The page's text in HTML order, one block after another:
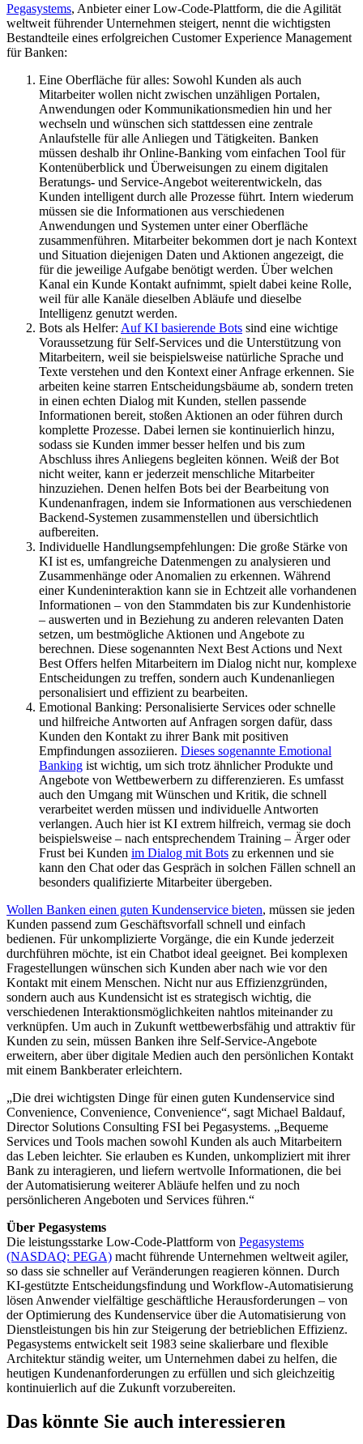
Pegasystems, Anbieter einer Low-Code-Plattform, die die Agilität
weltweit führender Unternehmen steigert, nennt die wichtigsten
Bestandteile eines erfolgreichen Customer Experience Management
für Banken:
Eine Oberfläche für alles: Sowohl Kunden als auch
Mitarbeiter wollen nicht zwischen unzähligen Portalen,
Anwendungen oder Kommunikationsmedien hin und her
wechseln und wünschen sich stattdessen eine zentrale
Anlaufstelle für alle Anliegen und Tätigkeiten. Banken
müssen deshalb ihr Online-Banking vom einfachen Tool für
Kontenüberblick und Überweisungen zu einem digitalen
Beratungs- und Service-Angebot weiterentwickeln, das
Kunden intelligent durch alle Prozesse führt. Intern wiederum
müssen sie die Informationen aus verschiedenen
Anwendungen und Systemen unter einer Oberfläche
zusammenführen. Mitarbeiter bekommen dort je nach Kontext
und Situation diejenigen Daten und Aktionen angezeigt, die
für die jeweilige Aufgabe benötigt werden. Über welchen
Kanal ein Kunde Kontakt aufnimmt, spielt dabei keine Rolle,
weil für alle Kanäle dieselben Abläufe und dieselbe
Intelligenz genutzt werden.
Bots als Helfer: Auf KI basierende Bots sind eine wichtige
Voraussetzung für Self-Services und die Unterstützung von
Mitarbeitern, weil sie beispielsweise natürliche Sprache und
Texte verstehen und den Kontext einer Anfrage erkennen. Sie
arbeiten keine starren Entscheidungsbäume ab, sondern treten
in einen echten Dialog mit Kunden, stellen passende
Informationen bereit, stoßen Aktionen an oder führen durch
komplette Prozesse. Dabei lernen sie kontinuierlich hinzu,
sodass sie Kunden immer besser helfen und bis zum
Abschluss ihres Anliegens begleiten können. Weiß der Bot
nicht weiter, kann er jederzeit menschliche Mitarbeiter
hinzuziehen. Denen helfen Bots bei der Bearbeitung von
Kundenanfragen, indem sie Informationen aus verschiedenen
Backend-Systemen zusammenstellen und übersichtlich
aufbereiten.
Individuelle Handlungsempfehlungen: Die große Stärke von
KI ist es, umfangreiche Datenmengen zu analysieren und
Zusammenhänge oder Anomalien zu erkennen. Während
einer Kundeninteraktion kann sie in Echtzeit alle vorhandenen
Informationen – von den Stammdaten bis zur Kundenhistorie
– auswerten und in Beziehung zu anderen relevanten Daten
setzen, um bestmögliche Aktionen und Angebote zu
berechnen. Diese sogenannten Next Best Actions und Next
Best Offers helfen Mitarbeitern im Dialog nicht nur, komplexe
Entscheidungen zu treffen, sondern auch Kundenanliegen
personalisiert und effizient zu bearbeiten.
Emotional Banking: Personalisierte Services oder schnelle
und hilfreiche Antworten auf Anfragen sorgen dafür, dass
Kunden den Kontakt zu ihrer Bank mit positiven
Empfindungen assoziieren. Dieses sogenannte Emotional
Banking ist wichtig, um sich trotz ähnlicher Produkte und
Angebote von Wettbewerbern zu differenzieren. Es umfasst
auch den Umgang mit Wünschen und Kritik, die schnell
verarbeitet werden müssen und individuelle Antworten
verlangen. Auch hier ist KI extrem hilfreich, vermag sie doch
beispielsweise – nach entsprechendem Training – Ärger oder
Frust bei Kunden im Dialog mit Bots zu erkennen und sie
kann den Chat oder das Gespräch in solchen Fällen schnell an
besonders qualifizierte Mitarbeiter übergeben.
Wollen Banken einen guten Kundenservice bieten, müssen sie jeden
Kunden passend zum Geschäftsvorfall schnell und einfach
bedienen. Für unkomplizierte Vorgänge, die ein Kunde jederzeit
durchführen möchte, ist ein Chatbot ideal geeignet. Bei komplexen
Fragestellungen wünschen sich Kunden aber nach wie vor den
Kontakt mit einem Menschen. Nicht nur aus Effizienzgründen,
sondern auch aus Kundensicht ist es strategisch wichtig, die
verschiedenen Interaktionsmöglichkeiten nahtlos miteinander zu
verknüpfen. Um auch in Zukunft wettbewerbsfähig und attraktiv für
Kunden zu sein, müssen Banken ihre Self-Service-Angebote
erweitern, aber über digitale Medien auch den persönlichen Kontakt
mit einem Bankberater erleichtern.
„Die drei wichtigsten Dinge für einen guten Kundenservice sind
Convenience, Convenience, Convenience“, sagt Michael Baldauf,
Director Solutions Consulting FSI bei Pegasystems. „Bequeme
Services und Tools machen sowohl Kunden als auch Mitarbeitern
das Leben leichter. Sie erlauben es Kunden, unkompliziert mit ihrer
Bank zu interagieren, und liefern wertvolle Informationen, die bei
der Automatisierung weiterer Abläufe helfen und zu noch
persönlicheren Angeboten und Services führen.“
Über Pegasystems
Die leistungsstarke Low-Code-Plattform von Pegasystems
(NASDAQ: PEGA) macht führende Unternehmen weltweit agiler,
so dass sie schneller auf Veränderungen reagieren können. Durch
KI-gestützte Entscheidungsfindung und Workflow-Automatisierung
lösen Anwender vielfältige geschäftliche Herausforderungen – von
der Optimierung des Kundenservice über die Automatisierung von
Dienstleistungen bis hin zur Steigerung der betrieblichen Effizienz.
Pegasystems entwickelt seit 1983 seine skalierbare und flexible
Architektur ständig weiter, um Unternehmen dabei zu helfen, die
heutigen Kundenanforderungen zu erfüllen und sich gleichzeitig
kontinuierlich auf die Zukunft vorzubereiten.
Das könnte Sie auch interessieren